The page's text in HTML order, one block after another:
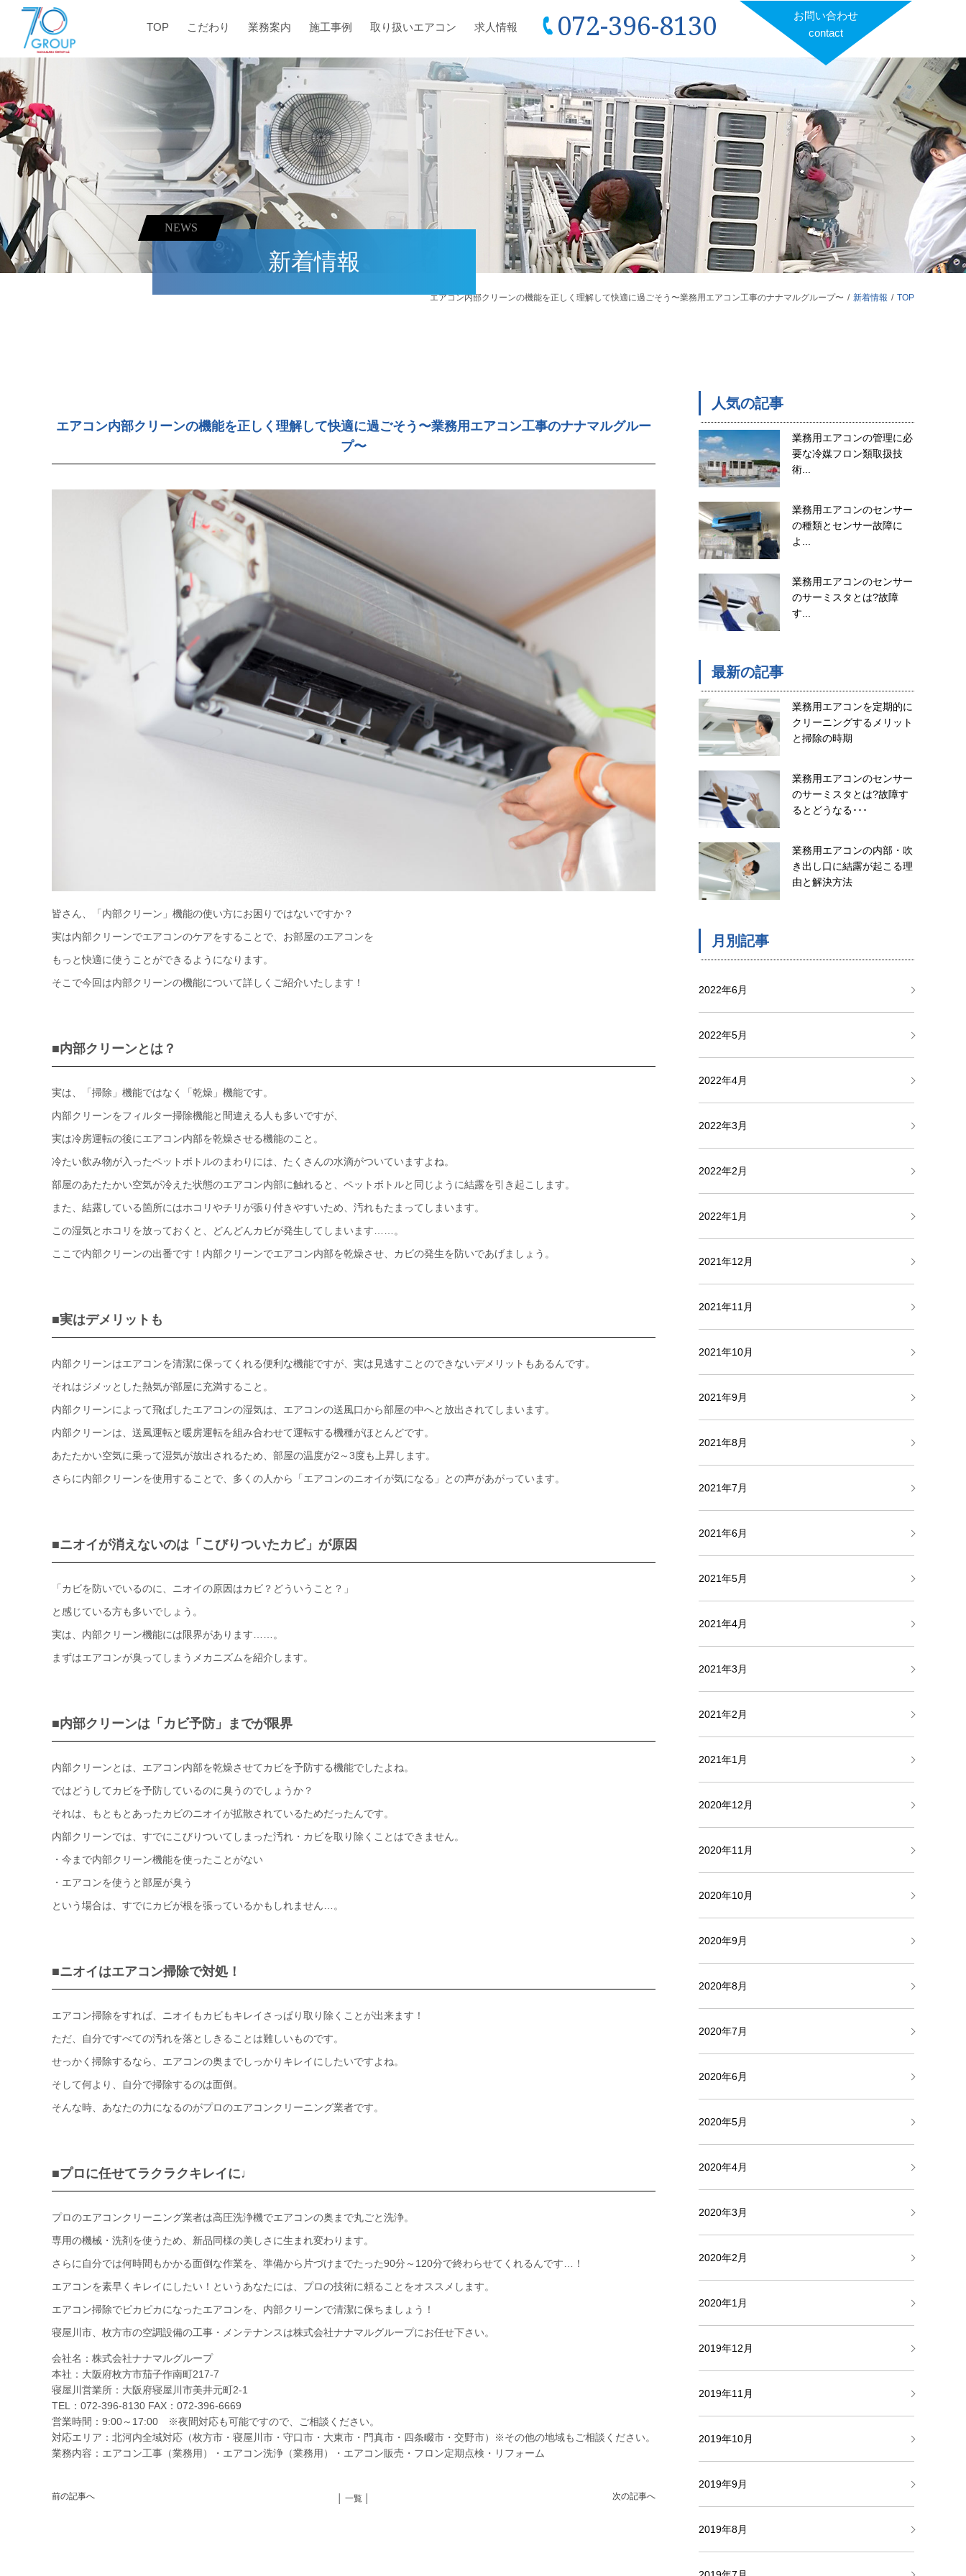
TOP こだわり 業務案内 施工事例 取り扱いエアコン 求人情報 072-396-8130
お問い合わせ
contact
新着情報
NEWS
TOP
新着情報
エアコン内部クリーンの機能を正しく理解して快適に過ごそう〜業務用エアコン工事のナナマルグループ〜
エアコン内部クリーンの機能を正しく理解して快適に過ごそう〜業務用エアコン工事のナナマルグルー
プ〜
皆さん、「内部クリーン」機能の使い方にお困りではないですか？
実は内部クリーンでエアコンのケアをすることで、お部屋のエアコンを
もっと快適に使うことができるようになります。
そこで今回は内部クリーンの機能について詳しくご紹介いたします！
■内部クリーンとは？
実は、「掃除」機能ではなく「乾燥」機能です。
内部クリーンをフィルター掃除機能と間違える人も多いですが、
実は冷房運転の後にエアコン内部を乾燥させる機能のこと。
冷たい飲み物が入ったペットボトルのまわりには、たくさんの水滴がついていますよね。
部屋のあたたかい空気が冷えた状態のエアコン内部に触れると、ペットボトルと同じように結露を引き起こします。
また、結露している箇所にはホコリやチリが張り付きやすいため、汚れもたまってしまいます。
この湿気とホコリを放っておくと、どんどんカビが発生してしまいます……。
ここで内部クリーンの出番です！内部クリーンでエアコン内部を乾燥させ、カビの発生を防いであげましょう。
■実はデメリットも
内部クリーンはエアコンを清潔に保ってくれる便利な機能ですが、実は見逃すことのできないデメリットもあるんです。
それはジメッとした熱気が部屋に充満すること。
内部クリーンによって飛ばしたエアコンの湿気は、エアコンの送風口から部屋の中へと放出されてしまいます。
内部クリーンは、送風運転と暖房運転を組み合わせて運転する機種がほとんどです。
あたたかい空気に乗って湿気が放出されるため、部屋の温度が2～3度も上昇します。
さらに内部クリーンを使用することで、多くの人から「エアコンのニオイが気になる」との声があがっています。
■ニオイが消えないのは「こびりついたカビ」が原因
「カビを防いでいるのに、ニオイの原因はカビ？どういうこと？」
と感じている方も多いでしょう。
実は、内部クリーン機能には限界があります……。
まずはエアコンが臭ってしまうメカニズムを紹介します。
■内部クリーンは「カビ予防」までが限界
内部クリーンとは、エアコン内部を乾燥させてカビを予防する機能でしたよね。
ではどうしてカビを予防しているのに臭うのでしょうか？
それは、もともとあったカビのニオイが拡散されているためだったんです。
内部クリーンでは、すでにこびりついてしまった汚れ・カビを取り除くことはできません。
・今まで内部クリーン機能を使ったことがない
・エアコンを使うと部屋が臭う
という場合は、すでにカビが根を張っているかもしれません…。
■ニオイはエアコン掃除で対処！
エアコン掃除をすれば、ニオイもカビもキレイさっぱり取り除くことが出来ます！
ただ、自分ですべての汚れを落としきることは難しいものです。
せっかく掃除するなら、エアコンの奥までしっかりキレイにしたいですよね。
そして何より、自分で掃除するのは面倒。
そんな時、あなたの力になるのがプロのエアコンクリーニング業者です。
■プロに任せてラクラクキレイに♩
プロのエアコンクリーニング業者は高圧洗浄機でエアコンの奥まで丸ごと洗浄。
専用の機械・洗剤を使うため、新品同様の美しさに生まれ変わります。
さらに自分では何時間もかかる面倒な作業を、準備から片づけまでたった90分～120分で終わらせてくれるんです…！
エアコンを素早くキレイにしたい！というあなたには、プロの技術に頼ることをオススメします。
エアコン掃除でピカピカになったエアコンを、内部クリーンで清潔に保ちましょう！
寝屋川市、枚方市の空調設備の工事・メンテナンスは株式会社ナナマルグループにお任せ下さい。
会社名：株式会社ナナマルグループ
本社：大阪府枚方市茄子作南町217-7
寝屋川営業所：大阪府寝屋川市美井元町2-1
TEL：072-396-8130 FAX：072-396-6669
営業時間：9:00～17:00 ※夜間対応も可能ですので、ご相談ください。
対応エリア：北河内全域対応（枚方市・寝屋川市・守口市・大東市・門真市・四条畷市・交野市）※その他の地域もご相談ください。
業務内容：エアコン工事（業務用）・エアコン洗浄（業務用）・エアコン販売・フロン定期点検・リフォーム
前の記事へ 次の記事へ
│ 一覧 │
人気の記事
業務用エアコンの管理に必
要な冷媒フロン類取扱技
術...
業務用エアコンのセンサー
の種類とセンサー故障に
よ...
業務用エアコンのセンサー
のサーミスタとは?故障
す...
最新の記事
業務用エアコンを定期的に
クリーニングするメリット
と掃除の時期
業務用エアコンのセンサー
のサーミスタとは?故障す
るとどうなる･･･
業務用エアコンの内部・吹
き出し口に結露が起こる理
由と解決方法
月別記事
2022年6月
2022年5月
2022年4月
2022年3月
2022年2月
2022年1月
2021年12月
2021年11月
2021年10月
2021年9月
2021年8月
2021年7月
2021年6月
2021年5月
2021年4月
2021年3月
2021年2月
2021年1月
2020年12月
2020年11月
2020年10月
2020年9月
2020年8月
2020年7月
2020年6月
2020年5月
2020年4月
2020年3月
2020年2月
2020年1月
2019年12月
2019年11月
2019年10月
2019年9月
2019年8月